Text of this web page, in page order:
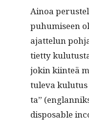
Ain­oa
puhu­miseen
ajat­telun
tiet­ty
jokin kiin­teä
tule­va
ta”
dis­pos­able